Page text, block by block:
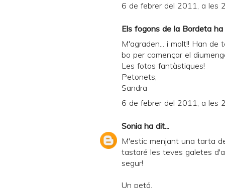
6 de febrer del 2011, a les
Els fogons de la Bordeta ha
M'agraden... i molt!! Han de
bo per començar el
Les fotos fantàstiques!
Petonets,
Sandra
6 de febrer del 2011, a les
Sonia ha dit...
M'estic menjant una tarta
tastaré les teves galetes
segur!
Un petó,